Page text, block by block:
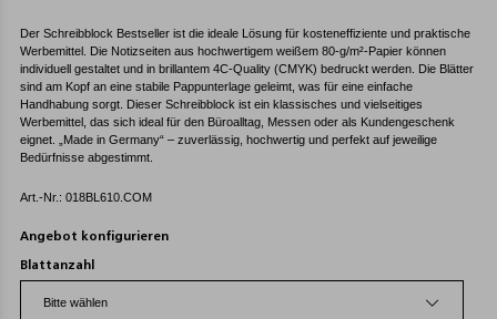
Der Schreibblock Bestseller ist die ideale Lösung für kosteneffiziente und praktische
Werbemittel. Die Notizseiten aus hochwertigem weißem 80-g/m²-Papier können
individuell gestaltet und in brillantem 4C-Quality (CMYK) bedruckt werden. Die Blätter
sind am Kopf an eine stabile Pappunterlage geleimt, was für eine einfache
Handhabung sorgt. Dieser Schreibblock ist ein klassisches und vielseitiges
Werbemittel, das sich ideal für den Büroalltag, Messen oder als Kundengeschenk
eignet. „Made in Germany“ – zuverlässig, hochwertig und perfekt auf jeweilige
Bedürfnisse abgestimmt.
Art.-Nr.: 018BL610.COM
Angebot konfigurieren
Blattanzahl